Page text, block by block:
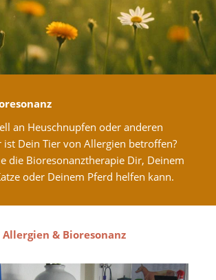
an Heuschnupfen oder anderen
ist Dein Tier von Allergien betroffen?
die Bioresonanztherapie Dir, Deinem
oder Deinem Pferd helfen kann.
& Bioresonanz